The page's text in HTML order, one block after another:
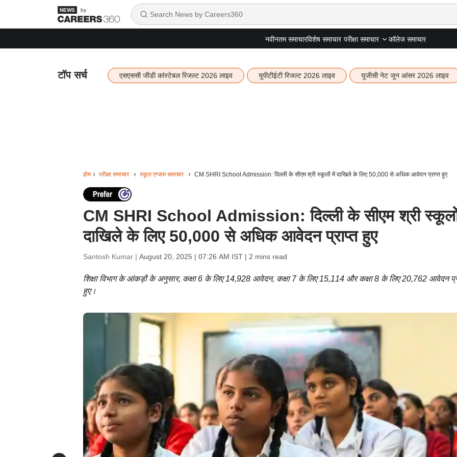
by
नवीनतम समाचारविशेष समाचार परीक्षा समाचार कॉलेज समाचार
टॉप सर्च एसएससी जीडी कांस्टेबल रिजल्ट 2026 लाइव यूपीटीईटी रिजल्ट 2026 लाइव यूजीसी नेट जून आंसर 2026 लाइव
होम परीक्षा समाचार स्कूल एग्जाम समाचार CM SHRI School Admission: दिल्ली के सीएम श्री स्कूलों में दाखिले के लिए 50,000 से अधिक आवेदन प्राप्त हुए
CM SHRI School Admission: दिल्ली के सीएम श्री
दाखिले के लिए 50,000 से अधिक आवेदन प्राप्त हुए
Santosh Kumar | August 20, 2025 | 07:26 AM IST| 2 mins read
शिक्षा विभाग के आंकड़ों के अनुसार, कक्षा 6 के लिए 14,928 आवेदन, कक्षा 7 के लिए 15,114 और कक्षा 8 के लिए 20,762 आवेदन
हुए।